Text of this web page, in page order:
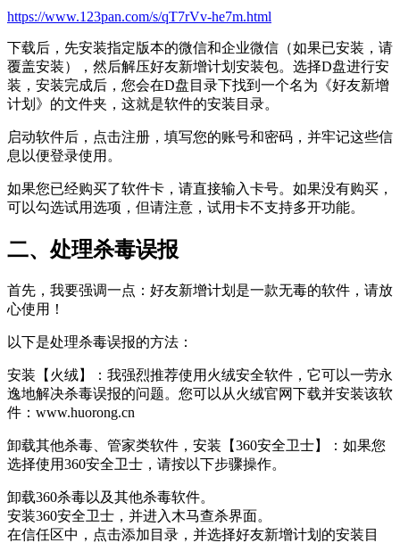
https://www.123pan.com/s/qT7rVv-he7m.html
下载后，先安装指定版本的微信和企业微信（如果已安装，请
覆盖安装），然后解压好友新增计划安装包。选择D盘进行安
装，安装完成后，您会在D盘目录下找到一个名为《好友新增
计划》的文件夹，这就是软件的安装目录。
启动软件后，点击注册，填写您的账号和密码，并牢记这些信
息以便登录使用。
如果您已经购买了软件卡，请直接输入卡号。如果没有购买，
可以勾选试用选项，但请注意，试用卡不支持多开功能。
二、处理杀毒误报
首先，我要强调一点：好友新增计划是一款无毒的软件，请放
心使用！
以下是处理杀毒误报的方法：
安装【火绒】：我强烈推荐使用火绒安全软件，它可以一劳永
逸地解决杀毒误报的问题。您可以从火绒官网下载并安装该软
件：www.huorong.cn
卸载其他杀毒、管家类软件，安装【360安全卫士】：如果您
选择使用360安全卫士，请按以下步骤操作。
卸载360杀毒以及其他杀毒软件。
安装360安全卫士，并进入木马查杀界面。
在信任区中，点击添加目录，并选择好友新增计划的安装目